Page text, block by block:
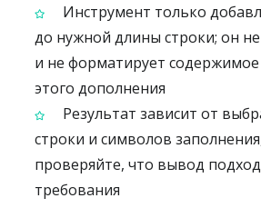
Инструмент только
до нужной длины строки; он
и не форматирует
этого дополнения
Результат зависит от
строки и символов
проверяйте, что вывод
требования